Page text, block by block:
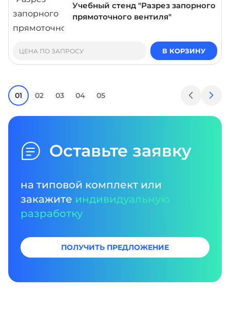
Учебный стенд "Разрез запорного
прямоточного вентиля"
ЦЕНА ПО ЗАПРОСУ В КОРЗИНУ
01 02 03 04 05
Оставьте заявку
на типовой комплект или
закажите индивидуальную
разработку
ПОЛУЧИТЬ ПРЕДЛОЖЕНИЕ